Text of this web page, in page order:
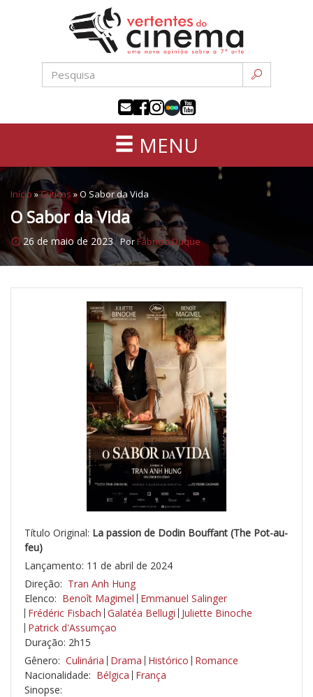
conteúdo
sétima
MENU
Início »Críticas »O Sabor da Vida
O Sabor da Vida
26 de maio de 2023 PorFabricio Duque
Título Original: La passion de Dodin Bouffant (The Pot-au-
feu)
Lançamento: 11 de abril de 2024
Direção: Tran Anh Hung
Elenco: Benoît Magimel Emmanuel Salinger
Frédéric Fisbach Galatéa Bellugi Juliette Binoche
Patrick d'Assumçao
Duração: 2h15
Gênero: Culinária Drama Histórico Romance
Nacionalidade: Bélgica França
Sinopse: